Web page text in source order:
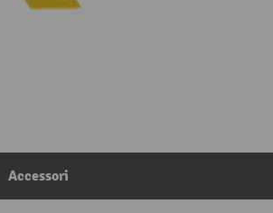
Accessori